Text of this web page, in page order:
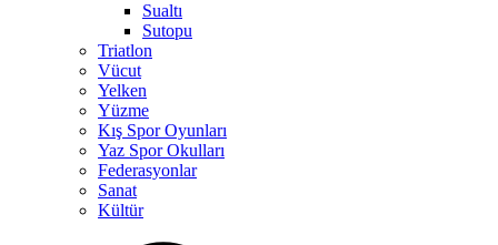
Sualtı
Sutopu
Triatlon
Vücut
Yelken
Yüzme
Kış Spor Oyunları
Yaz Spor Okulları
Federasyonlar
Sanat
Kültür